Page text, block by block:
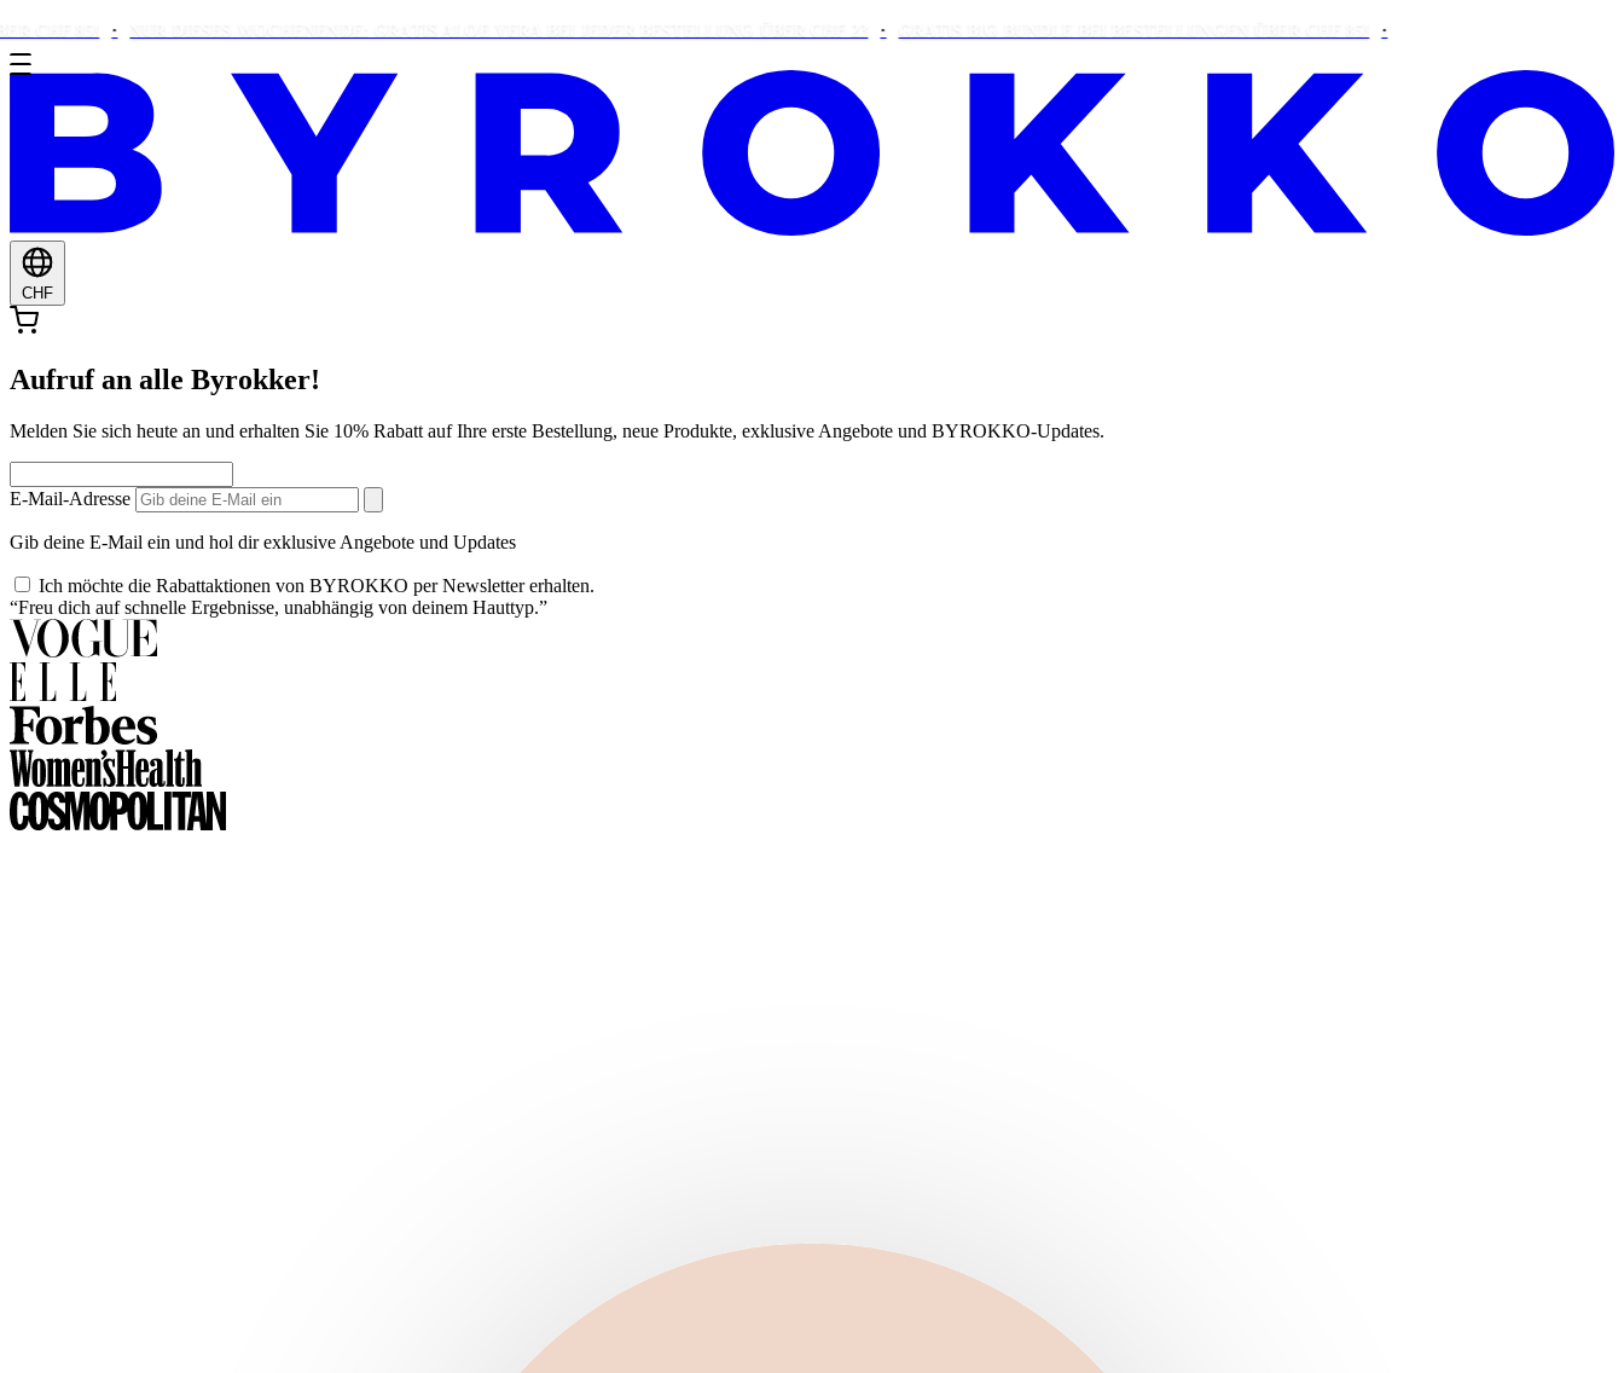
NUR DIESES WOCHENENDE: GRATIS ALOE VERA BEI JEDER BESTELLUNG ÜBER CHF 23 GRATIS BIG BUNDLE BEI BESTELLUNGEN ÜBER CHF 85!
CHF
Aufruf an alle Byrokker!
Melden Sie sich heute an und erhalten Sie 10% Rabatt auf Ihre erste Bestellung, neue Produkte, exklusive Angebote und BYROKKO-Updates.
E-Mail-Adresse
Gib deine E-Mail ein und hol dir exklusive Angebote und Updates
Ich möchte die Rabattaktionen von BYROKKO per Newsletter erhalten.
“Freu dich auf schnelle Ergebnisse, unabhängig von deinem Hauttyp.”